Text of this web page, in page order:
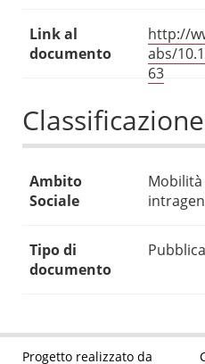
Link al
documento
http://
abs/
63
Classificazione
Ambito
Sociale
Tipo di
documento
Progetto realizzato da